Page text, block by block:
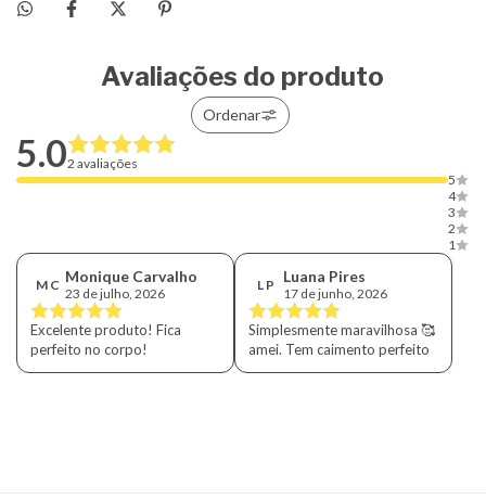
Avaliações do produto
Ordenar
5.02 avaliações
5
4
3
2
1
M C Monique Carvalho
23 de julho, 2026
Excelente produto! Fica
perfeito no corpo!
L P Luana Pires
17 de junho, 2026
Simplesmente maravilhosa 🥰
amei. Tem caimento perfeito